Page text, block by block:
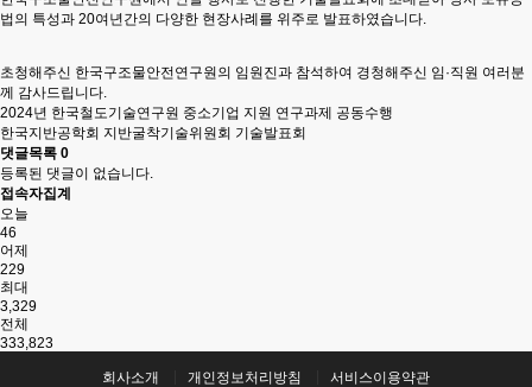
법의 특성과 20여년간의 다양한 현장사례를 위주로 발표하였습니다.
초청해주신 한국구조물안전연구원의 임원진과 참석하여 경청해주신 임·직원 여러분
께 감사드립니다.
2024년 한국철도기술연구원 중소기업 지원 연구과제 공동수행
한국지반공학회 지반굴착기술위원회 기술발표회
댓글목록 0
등록된 댓글이 없습니다.
접속자집계
오늘
46
어제
229
최대
3,329
전체
333,823
회사소개 개인정보처리방침
서비스이용약관